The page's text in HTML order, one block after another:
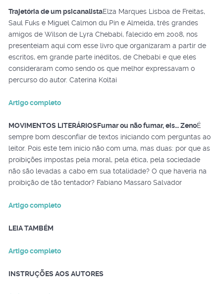
Trajetória de um psicanalistaElza Marques Lisboa de Freitas,
Saul Fuks e Miguel Calmon du Pin e Almeida, três grandes
amigos de Wilson de Lyra Chebabi, falecido em 2008, nos
presenteiam aqui com esse livro que organizaram a partir de
escritos, em grande parte inéditos, de Chebabi e que eles
consideraram como sendo os que melhor expressavam o
percurso do autor. Caterina Koltai
Artigo completo
MOVIMENTOS LITERÁRIOSFumar ou não fumar, eis… ZenoÉ
sempre bom desconfiar de textos iniciando com perguntas ao
leitor. Pois este tem início não com uma, mas duas: por que as
proibições impostas pela moral, pela ética, pela sociedade
não são levadas a cabo em sua totalidade? O que haveria na
proibição de tão tentador? Fabiano Massaro Salvador
Artigo completo
LEIA TAMBÉM
Artigo completo
INSTRUÇÕES AOS AUTORES